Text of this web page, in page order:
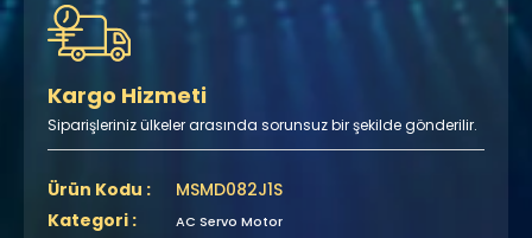
Kargo Hizmeti
Siparişleriniz ülkeler arasında sorunsuz bir şekilde gönderilir.
Ürün Kodu :
MSMD082J1S
Kategori :
AC Servo Motor